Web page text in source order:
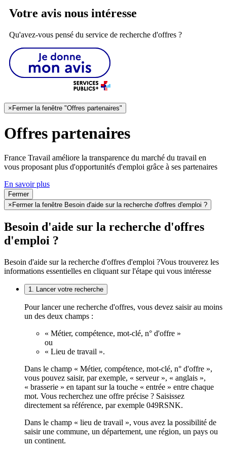
Votre avis nous intéresse
Qu'avez-vous pensé du service de recherche d'offres ?
×Fermer la fenêtre "Offres partenaires"
Offres partenaires
France Travail améliore la transparence du marché du travail en
vous proposant plus d'opportunités d'emploi grâce à ses partenaires
En savoir plus
Fermer
× Fermer la fenêtre Besoin d'aide sur la recherche d'offres d'emploi ?
Besoin d'aide sur la recherche d'offres
d'emploi ?
Besoin d'aide sur la recherche d'offres d'emploi ?Vous trouverez les
informations essentielles en cliquant sur l'étape qui vous intéresse
1. Lancer votre recherche
Pour lancer une recherche d'offres, vous devez saisir au moins
un des deux champs :
« Métier, compétence, mot-clé, n° d'offre »
ou
« Lieu de travail ».
Dans le champ « Métier, compétence, mot-clé, n° d'offre »,
vous pouvez saisir, par exemple, « serveur », « anglais »,
« brasserie » en tapant sur la touche « entrée » entre chaque
mot. Vous recherchez une offre précise ? Saisissez
directement sa référence, par exemple 049RSNK.
Dans le champ « lieu de travail », vous avez la possibilité de
saisir une commune, un département, une région, un pays ou
un continent.